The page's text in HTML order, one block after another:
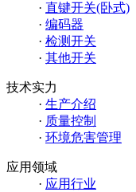
· 直键开关(卧式)
· 编码器
· 检测开关
· 其他开关
技术实力
· 生产介绍
· 质量控制
· 环境危害管理
应用领域
· 应用行业